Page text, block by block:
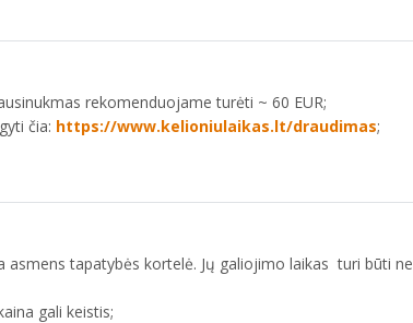
rekomenduojame turėti ~ 60 EUR;
čia: https://www.kelioniulaikas.lt/draudimas;
asmens tapatybės kortelė. Jų galiojimo laikas turi būti ne
gali keistis;